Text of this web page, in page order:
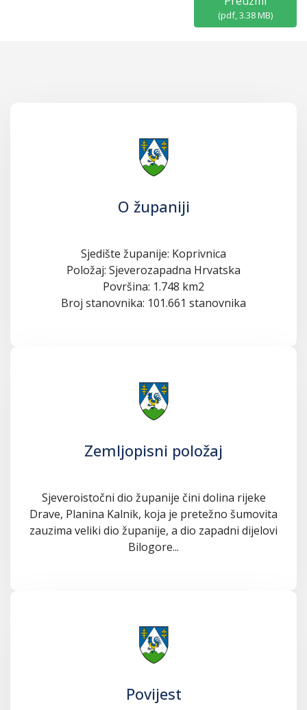
(pdf,3.38 MB)
O županiji
Sjedište županije: Koprivnica
Položaj: Sjeverozapadna Hrvatska
Površina: 1.748 km2
Broj stanovnika: 101.661 stanovnika
Zemljopisni položaj
Sjeveroistočni dio županije čini dolina rijeke
Drave, Planina Kalnik, koja je pretežno šumovita
zauzima veliki dio županije, a dio zapadni dijelovi
Bilogore...
Povijest